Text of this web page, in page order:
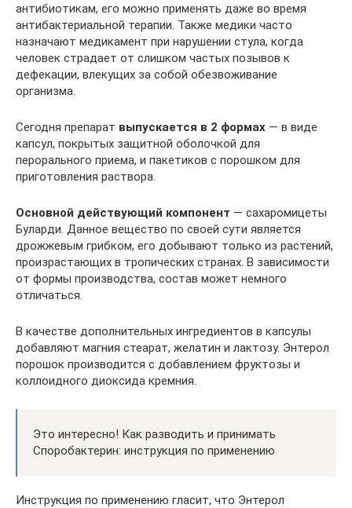
антибиотикам, его можно применять даже во время
антибактериальной терапии. Также медики часто
назначают медикамент при нарушении стула, когда
человек страдает от слишком частых позывов к
дефекации, влекущих за собой обезвоживание
организма.
Сегодня препарат выпускается в 2 формах — в виде
капсул, покрытых защитной оболочкой для
перорального приема, и пакетиков с порошком для
приготовления раствора.
Основной действующий компонент — сахаромицеты
Буларди. Данное вещество по своей сути является
дрожжевым грибком, его добывают только из растений,
произрастающих в тропических странах. В зависимости
от формы производства, состав может немного
отличаться.
В качестве дополнительных ингредиентов в капсулы
добавляют магния стеарат, желатин и лактозу. Энтерол
порошок производится с добавлением фруктозы и
коллоидного диоксида кремния.
Это интересно! Как разводить и принимать
Споробактерин: инструкция по применению
Инструкция по применению гласит, что Энтерол